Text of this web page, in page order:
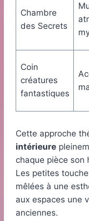
Chambre
des Secrets
Coin
créatures
fantastiques
Cette approche
intérieure
chaque pièce son
Les petites
mêlées à une
aux espaces une
anciennes.